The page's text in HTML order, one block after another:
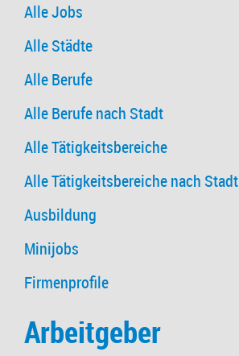
Alle Jobs
Alle Städte
Alle Berufe
Alle Berufe nach Stadt
Alle Tätigkeitsbereiche
Alle Tätigkeitsbereiche nach Stadt
Ausbildung
Minijobs
Firmenprofile
Arbeitgeber